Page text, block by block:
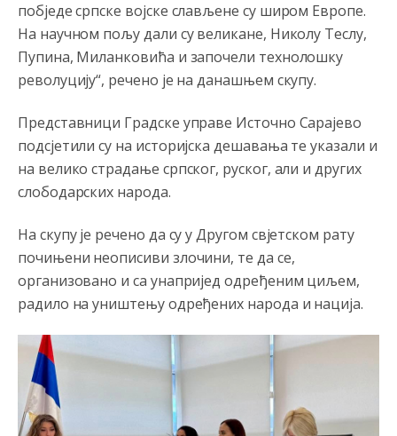
побједе српске војске слављене су широм Европе.
На научном пољу дали су великане, Николу Теслу,
Пупина, Миланковића и започели технолошку
револуцију“, речено је на данашњем скупу.
Представници Градске управе Источно Сарајево
подсјетили су на историјска дешавања те указали и
на велико страдање српског, руског, али и других
слободарских народа.
На скупу је речено да су у Другом свјетском рату
почињени неописиви злочини, те да се,
организовано и са унапријед одређеним циљем,
радило на уништењу одређених народа и нација.
АМЕРИКАНЦИ ДО КРАЈА ГОДИНЕ ОДЛАЗЕ СА
КОСОВА
Анонимно2806773 8/6/2026
године било чак 7.000 војника.
Анонимно2806773 8/6/2026 7:01
Косово више није у моди, Амери се селе у Иран.
Анонимно2806721 8/6/2026 7:23
Анонимно2807323 8/6/2026
Vise je Republika SRPSKA drzava nego Kosovo. Sa
Kosova se Srbi mogu i lijecit i skolovat i glasat u Srbij. A
niko sa 23 posto federacije to ne moze u Republici
Srpskoj. Zato zivjela REPUBLIKA SRPSKA